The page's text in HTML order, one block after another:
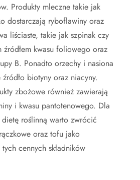
Produkty mleczne takie jak
dostarczają ryboflawiny oraz
liściaste, takie jak szpinak czy
źródłem kwasu foliowego oraz
B. Ponadto orzechy i nasiona
źródło biotyny oraz niacyny.
zbożowe również zawierają
i kwasu pantotenowego. Dla
roślinną warto zwrócić
oraz tofu jako
cennych składników